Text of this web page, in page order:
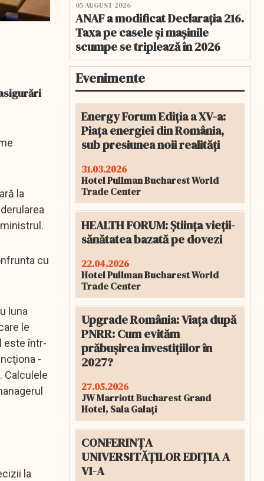
la
cu
luna
le
este într-
-
Calculele
la
05 AUGUST 2026
ANAF a modificat Declarația 216.
Taxa pe casele și mașinile
scumpe se triplează în 2026
Evenimente
Energy Forum Ediția a XV-a:
Piața energiei din România,
sub presiunea noii realități
31.03.2026
Hotel Pullman Bucharest World
Trade Center
HEALTH FORUM: Știința vieții-
sănătatea bazată pe dovezi
22.04.2026
Hotel Pullman Bucharest World
Trade Center
Upgrade România: Viața după
PNRR: Cum evităm
prăbușirea investițiilor în
2027?
27.05.2026
JW Marriott Bucharest Grand
Hotel, Sala Galați
CONFERINȚA
UNIVERSITĂȚILOR EDIȚIA A
VI-A